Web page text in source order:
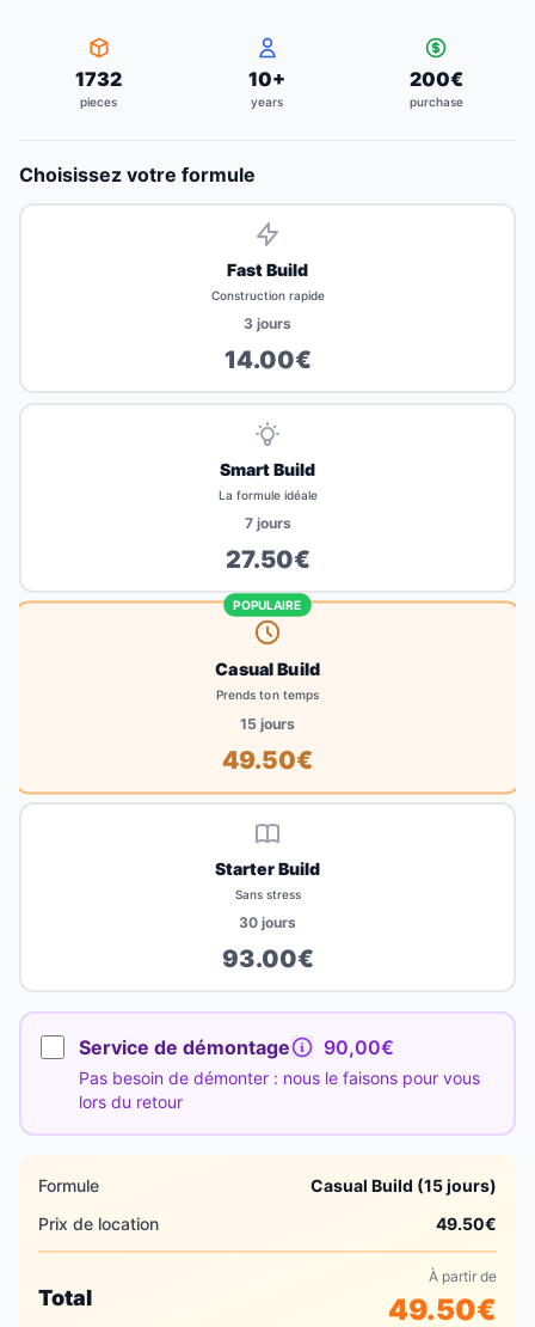
1732
pieces
10+
years
200€
purchase
Choisissez votre formule
Fast Build
Construction rapide
3 jours
14.00€
Smart Build
La formule idéale
7jours
27.50€
POPULAIRE
Casual Build
Prends ton temps
15jours
49.50€
Starter Build
Sans stress
30 jours
93.00€
Service de démontage 90,00€
Pas besoin de démonter : nous le faisons pour vous
lors du retour
Formule
Casual Build (15 jours)
Prix de location
49.50€
Total
À partir de
49.50€